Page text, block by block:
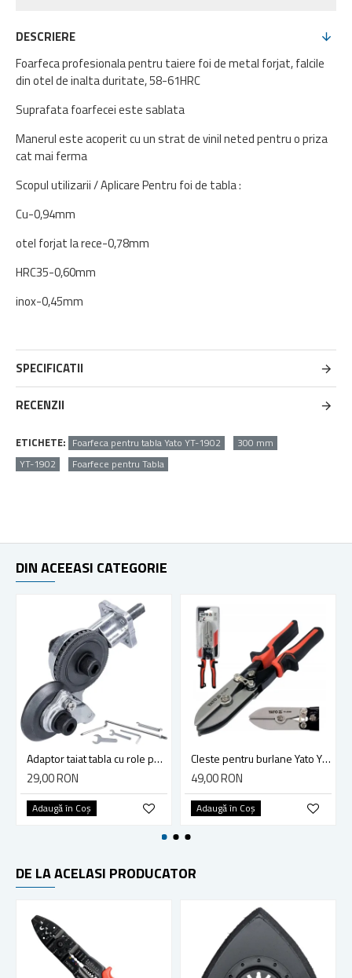
DESCRIERE
Foarfeca profesionala pentru taiere foi de metal forjat, falcile
din otel de inalta duritate, 58-61HRC
Suprafata foarfecei este sablata
Manerul este acoperit cu un strat de vinil neted pentru o priza
cat mai ferma
Scopul utilizarii / Aplicare Pentru foi de tabla :
Cu-0,94mm
otel forjat la rece-0,78mm
HRC35-0,60mm
inox-0,45mm
SPECIFICATII
RECENZII
ETICHETE: Foarfeca pentru tabla Yato YT-1902
300 mm
YT-1902
Foarfece pentru Tabla
DIN ACEEASI CATEGORIE
Adaptor taiat tabla cu role pentru bormasina, masina gaurit
29,00 RON
Adaugă în Coş
Cleste pentru burlane Yato YT-22380, Crom Vanadiu, 260mm
49,00 RON
Adaugă în Coş
DE LA ACELASI PRODUCATOR